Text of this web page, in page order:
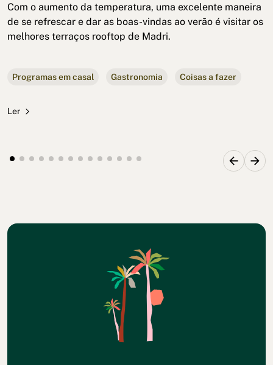
Com o aumento da temperatura, uma excelente maneira
de se refrescar e dar as boas-vindas ao verão é visitar os
melhores terraços rooftop de Madri.
Programas em casal Gastronomia Coisas a fazer
Ler